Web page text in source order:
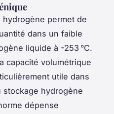
permet de
dans un faible
liquide à -253 °C.
capacité volumétrique
utile dans
stockage hydrogène
dépense